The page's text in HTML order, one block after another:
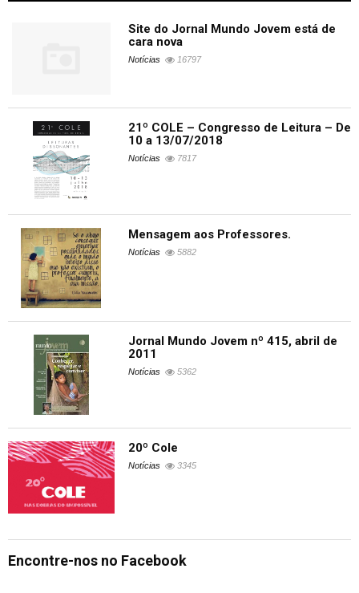
Site do Jornal Mundo Jovem está de
cara nova
Notícias 16797
21º COLE – Congresso de Leitura – De
10 a 13/07/2018
Notícias 7817
Mensagem aos Professores.
Notícias 5882
Jornal Mundo Jovem nº 415, abril de
2011
Notícias 5362
20º Cole
Notícias 3345
Encontre-nos no Facebook